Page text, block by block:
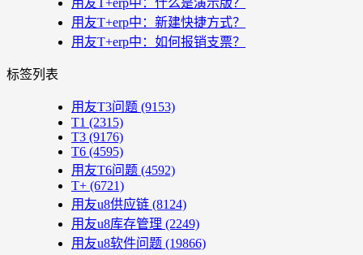
用友T+erp中：什么是演示版？
用友T+erp中：新建快捷方式？
用友T+erp中：如何报销支票？
标签列表
用友T3问题 (9153)
T1 (2315)
T3 (9176)
T6 (4595)
用友T6问题 (4592)
T+ (6721)
用友u8供应链 (8124)
用友u8库存管理 (2249)
用友u8软件问题 (19866)